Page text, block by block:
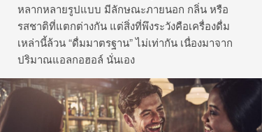
หลากหลายรูปแบบ มีลักษณะภายนอก กลิ่น หรือ
รสชาติที่แตกต่างกัน แต่สิ่งที่พึงระวังคือเครื่องดื่ม
เหล่านี้ล้วน “ดื่มมาตรฐาน” ไม่เท่ากัน เนื่องมาจาก
ปริมาณแอลกอฮอล์ นั่นเอง